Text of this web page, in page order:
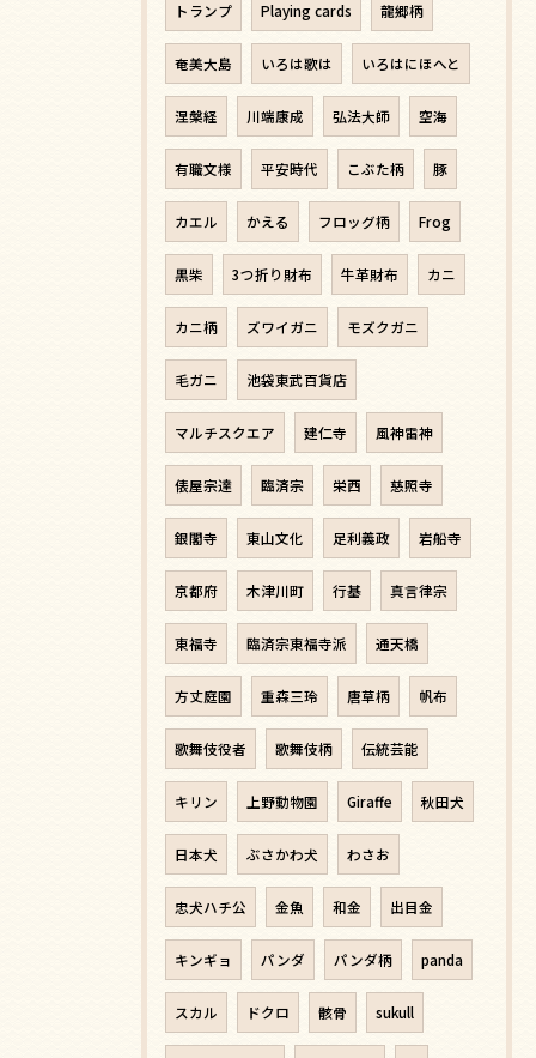
トランプ Playing cards 龍郷柄
奄美大島 いろは歌は いろはにほへと
涅槃経 川端康成 弘法大師 空海
有職文様 平安時代 こぶた柄 豚
カエル かえる フロッグ柄 Frog
黒柴 3つ折り財布 牛革財布 カニ
カニ柄 ズワイガニ モズクガニ
毛ガニ 池袋東武百貨店
マルチスクエア 建仁寺 風神雷神
俵屋宗達 臨済宗 栄西 慈照寺
銀閣寺 東山文化 足利義政 岩船寺
京都府 木津川町 行基 真言律宗
東福寺 臨済宗東福寺派 通天橋
方丈庭園 重森三玲 唐草柄 帆布
歌舞伎役者 歌舞伎柄 伝統芸能
キリン 上野動物園 Giraffe 秋田犬
日本犬 ぶさかわ犬 わさお
忠犬ハチ公 金魚 和金 出目金
キンギョ パンダ パンダ柄 panda
スカル ドクロ 骸骨 sukull